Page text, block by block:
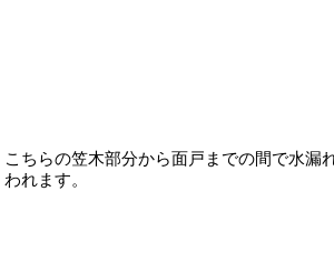
こちらの笠木部分から面戸までの間で水漏
われます。